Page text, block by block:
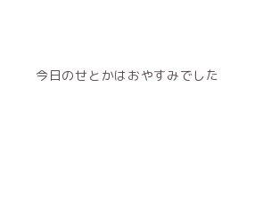
今日のせとかはおやすみでした